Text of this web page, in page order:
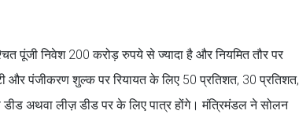
पूंजी निवेश 200 करोड़ रुपये से ज्यादा है और नियमित तौर पर
और पंजीकरण शुल्क पर रियायत के लिए 50 प्रतिशत, 30 प्रतिशत,
डीड अथवा लीज़ डीड पर के लिए पात्र होंगे। मंत्रिमंडल ने सोलन